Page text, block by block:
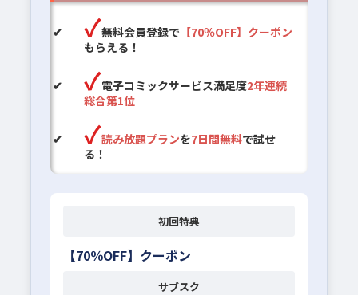
無料会員登録で 【70％OFF】クーポン
もらえる！
電子コミックサービス満足度2年連続
総合第1位
読み放題プランを7日間無料で試せ
る！
初回特典
【70％OFF】クーポン
サブスク